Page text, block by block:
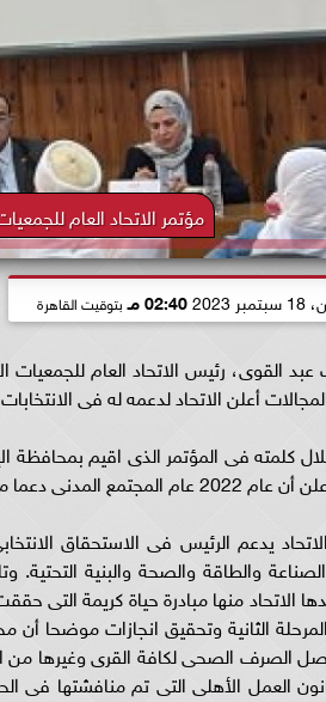
مؤتمر الاتحاد العام
2023 02:40 مـ بتوقيت القاهرة
القوى، رئيس الاتحاد العام للجمعيات
أعلن الاتحاد لدعمه له فى الانتخابات
كلمته فى المؤتمر الذى اقيم بمحافظة
دعما منه لما يقوم به لصالح المجتمع.
يدعم الرئيس فى الاستحقاق
الاتحاد منها مبادرة حياة كريمة التى
الصرف الصحى لكافة القرى وغيرها من
العمل الأهلى التى تم منافشتها فى